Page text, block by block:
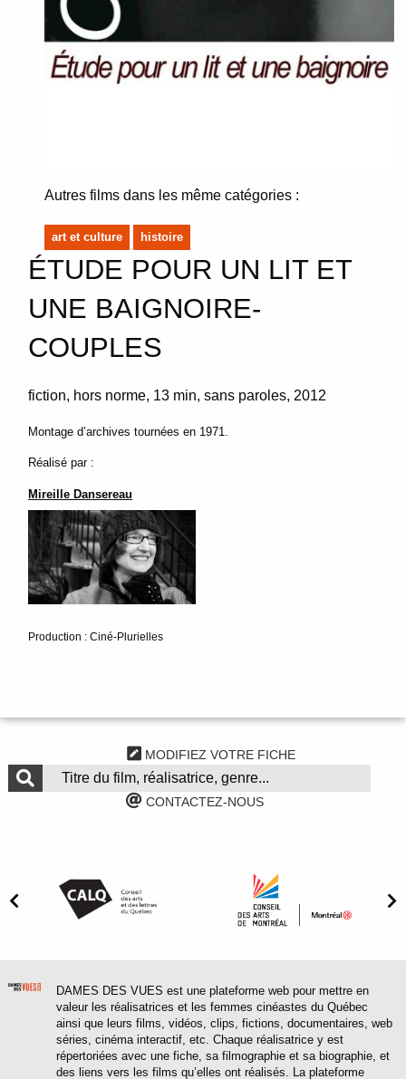
Autres films dans les même catégories :
art et culture histoire
ÉTUDE POUR UN LIT ET
UNE BAIGNOIRE-
COUPLES
fiction hors norme 13 min sans paroles 2012
Montage d’archives tournées en 1971.
Réalisé par :
Mireille Dansereau
Production : Ciné-Plurielles
MODIFIEZ VOTRE FICHE
CONTACTEZ-NOUS
DAMES DES VUES est une plateforme web pour mettre en
valeur les réalisatrices et les femmes cinéastes du Québec
ainsi que leurs films, vidéos, clips, fictions, documentaires, web
séries, cinéma interactif, etc. Chaque réalisatrice y est
répertoriées avec une fiche, sa filmographie et sa biographie, et
des liens vers les films qu’elles ont réalisés. La plateforme